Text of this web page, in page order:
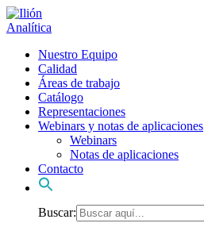
Nuestro Equipo
Calidad
Áreas de trabajo
Catálogo
Representaciones
Webinars y notas de aplicaciones
Webinars
Notas de aplicaciones
Contacto
Buscar: